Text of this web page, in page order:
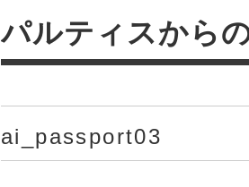
パルティスから
ai_passport03